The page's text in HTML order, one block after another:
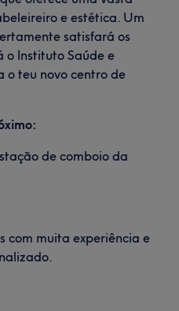
e estética. Um
satisfará os
o Instituto Saúde e
o teu novo centro de
de comboio da
com muita experiência e